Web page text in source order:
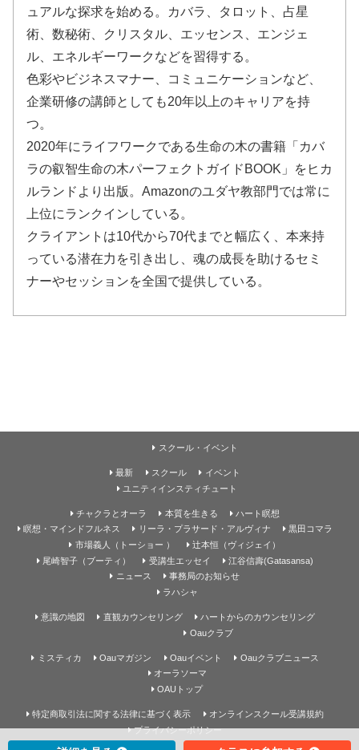
ュアルな探求を始める。カバラ、タロット、占星
術、数秘術、クリスタル、エッセンス、エンジェ
ル、エネルギーワークなどを習得する。
色彩やビジネスマナー、コミュニケーションなど、
企業研修の講師としても20年以上のキャリアを持
つ。
2020年にライフワークである生命の木の書籍「カバ
ラの叡智生命の木パーフェクトガイドBOOK」をヒカ
ルランドより出版。Amazonのユダヤ教部門では常に
上位にランクインしている。
クライアントは10代から70代までと幅広く、本来持
っている潜在力を引き出し、魂の成長を助けるセミ
ナーやセッションを全国で提供している。
最新
スクール・イベント
スクール
イベント
ユニティインスティチュート
チャクラとオーラ 本質を生きる
ハート瞑想
瞑想・マインドフルネス
リーラ・プラサード・アルヴィナ
黒田コマラ
市場義人（トーショー ）
辻本恒（ヴィジェイ）
尾崎智子（ブーティ）
受講生エッセイ
江谷信壽(Gatasansa)
ニュース
事務局のお知らせ
ラハシャ
意識の地図 直観カウンセリング ハートからのカウンセリング
ミスティカ
Oauクラブ
Oauマガジン Oauイベント
Oauクラブニュース
オーラソーマ
OAUトップ
特定商取引法に関する法律に基づく表示
オンラインスクール受講規約
プライバシーポリシー